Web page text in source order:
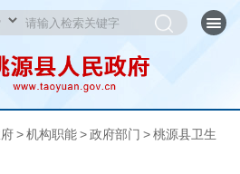
> 机构职能 > 政府部门 > 桃源县卫生